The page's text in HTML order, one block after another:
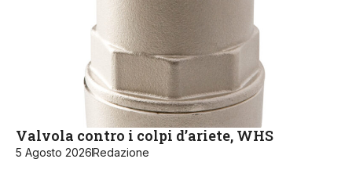
Valvola contro i colpi d’ariete, WHS
5 Agosto 2026Redazione